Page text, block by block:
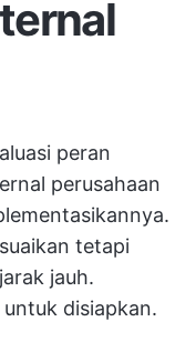
peran
perusahaan
tetapi
jauh.
disiapkan.